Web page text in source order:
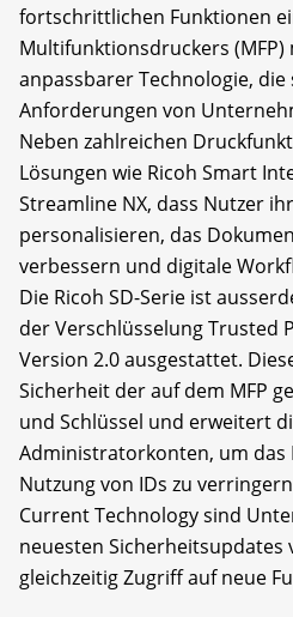
fortschrittlichen Funktionen
Multifunktionsdruckers
anpassbarer Technologie, die
Anforderungen von
Neben zahlreichen
Lösungen wie Ricoh Smart
Streamline NX, dass Nutzer
personalisieren, das
verbessern und digitale
Die Ricoh SD-Serie ist
der Verschlüsselung Trusted
Version 2.0 ausgestattet.
Sicherheit der auf dem MFP
und Schlüssel und erweitert
Administratorkonten, um das
Nutzung von IDs zu
Current Technology sind
neuesten
gleichzeitig Zugriff auf neue